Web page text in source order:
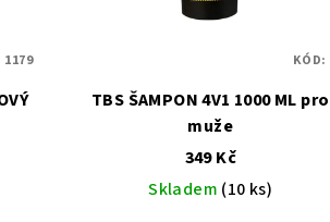
1179
TBS ŠAMPON 4V1 1000 ML pro
muže
349 Kč
Skladem (10 ks)
KÓD: